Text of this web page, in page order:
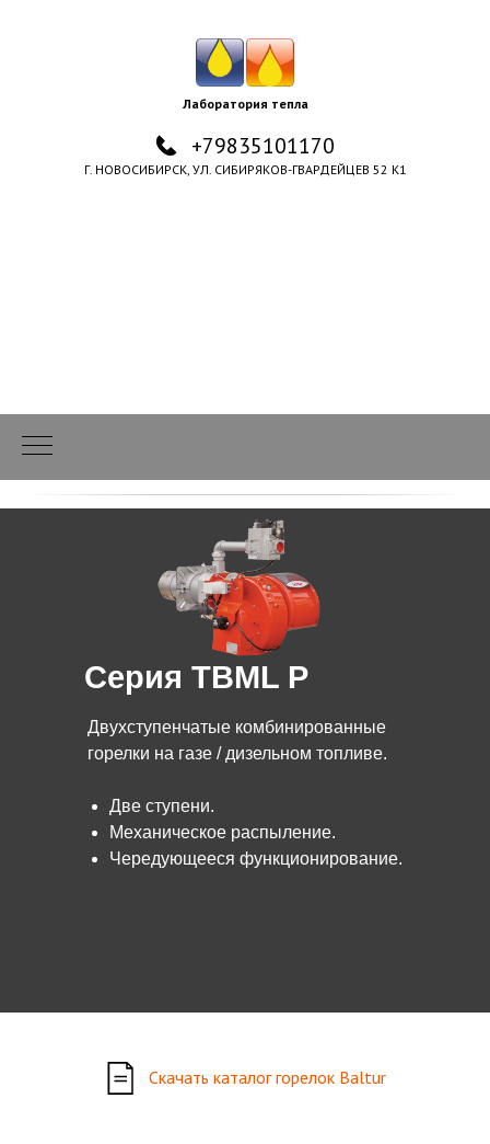
Лаборатория тепла
+79835101170
Г. НОВОСИБИРСК, УЛ. СИБИРЯКОВ-ГВАРДЕЙЦЕВ 52 К1
Серия TBML P
Двухступенчатые комбинированные
горелки на газе / дизельном топливе.
Две ступени.
Механическое распыление.
Чередующееся функционирование.
Скачать каталог горелок Baltur